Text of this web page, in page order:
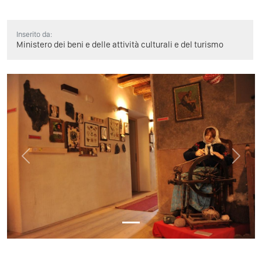
Inserito da:
Ministero dei beni e delle attività culturali e del turismo
Previous Next